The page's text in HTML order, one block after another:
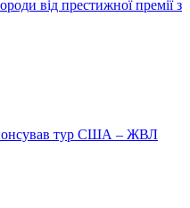
від престижної премії з
тур США – ЖВЛ